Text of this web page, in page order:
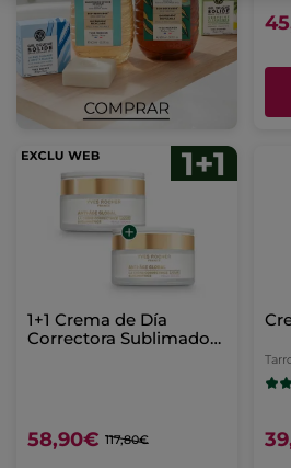
1+1 Crema de Día
Correctora Sublimadora
58,90€ 117,80€